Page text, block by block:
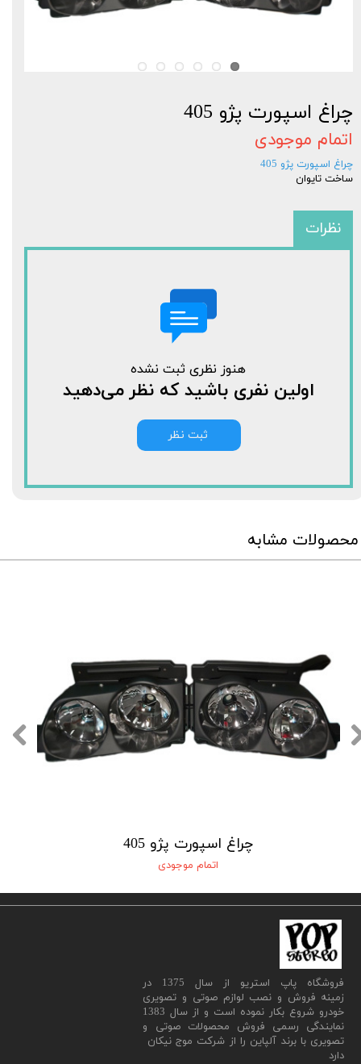
چراغ اسپورت پژو 405
اتمام موجودی
چراغ اسپورت پژو 405
ساخت تایوان
نظرات
هنوز نظری ثبت نشده
اولین نفری باشید که نظر می‌دهید
ثبت نظر
محصولات مشابه
چراغ اسپورت پژو 405
اتمام موجودی
​فروشگاه پاپ استریو از سال 1375 در
زمینه فروش و نصب لوازم صوتی و تصویری
خودرو شروع بکار نموده است و از سال 1383
نمایندگی رسمی فروش محصولات صوتی و
تصویری با برند آلپاین را از شرکت موج نیکان
دارد